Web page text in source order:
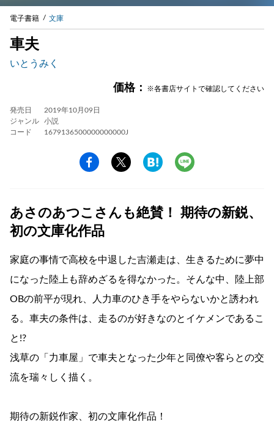
電子書籍 文庫
車夫
いとうみく
価格： ※各書店サイトで確認してください
発売日
2019年10月09日
ジャンル
小説
コード
1679136500000000000J
あさのあつこさんも絶賛！ 期待の新鋭、
初の文庫化作品
家庭の事情で高校を中退した吉瀬走は、生きるために夢中
になった陸上も辞めざるを得なかった。そんな中、陸上部
OBの前平が現れ、人力車のひき手をやらないかと誘われ
る。車夫の条件は、走るのが好きなのとイケメンであるこ
と!?
浅草の「力車屋」で車夫となった少年と同僚や客らとの交
流を瑞々しく描く。
期待の新鋭作家、初の文庫化作品！